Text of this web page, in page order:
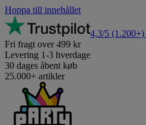
Hoppa till innehållet
4,3/5 (1.200+)
Fri fragt over 499 kr
Levering 1-3 hverdage
30 dages åbent køb
25.000+ artikler